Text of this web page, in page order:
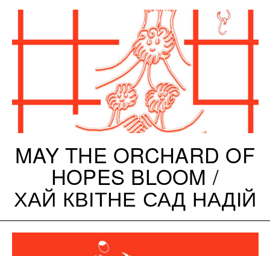
MAY THE ORCHARD OF
HOPES BLOOM /
ХАЙ КВІТНЕ САД НАДІЙ